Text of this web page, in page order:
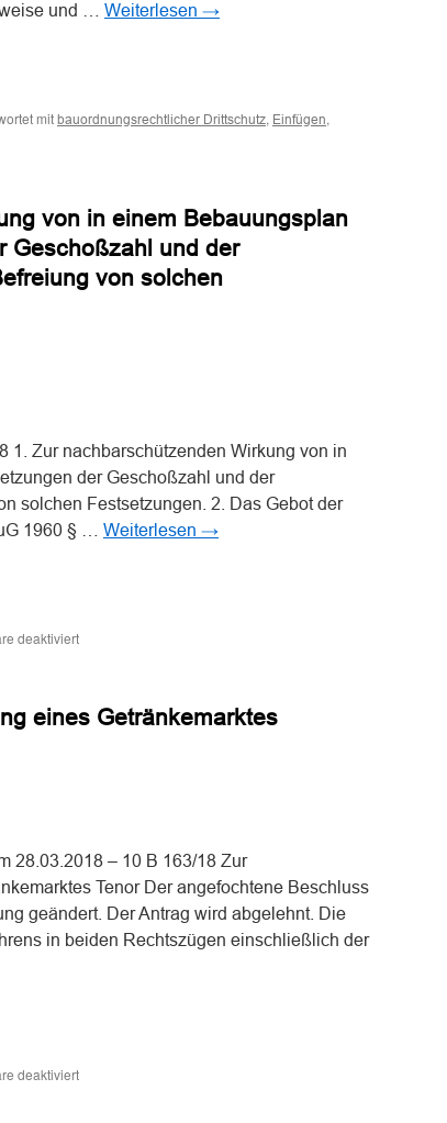
und … Weiterlesen →
mit bauordnungsrechtlicher Drittschutz, Einfügen,
von in einem Bebauungsplan
Geschoßzahl und der
von solchen
1. Zur nachbarschützenden Wirkung von in
der Geschoßzahl und der
solchen Festsetzungen. 2. Das Gebot der
1960 § … Weiterlesen →
deaktiviertfür
von
Geschoßzahl
der
Geschoßflächenzahl
und
eines Getränkemarktes
28.03.2018 – 10 B 163/18 Zur
Tenor Der angefochtene Beschluss
geändert. Der Antrag wird abgelehnt. Die
in beiden Rechtszügen einschließlich der
deaktiviertfür